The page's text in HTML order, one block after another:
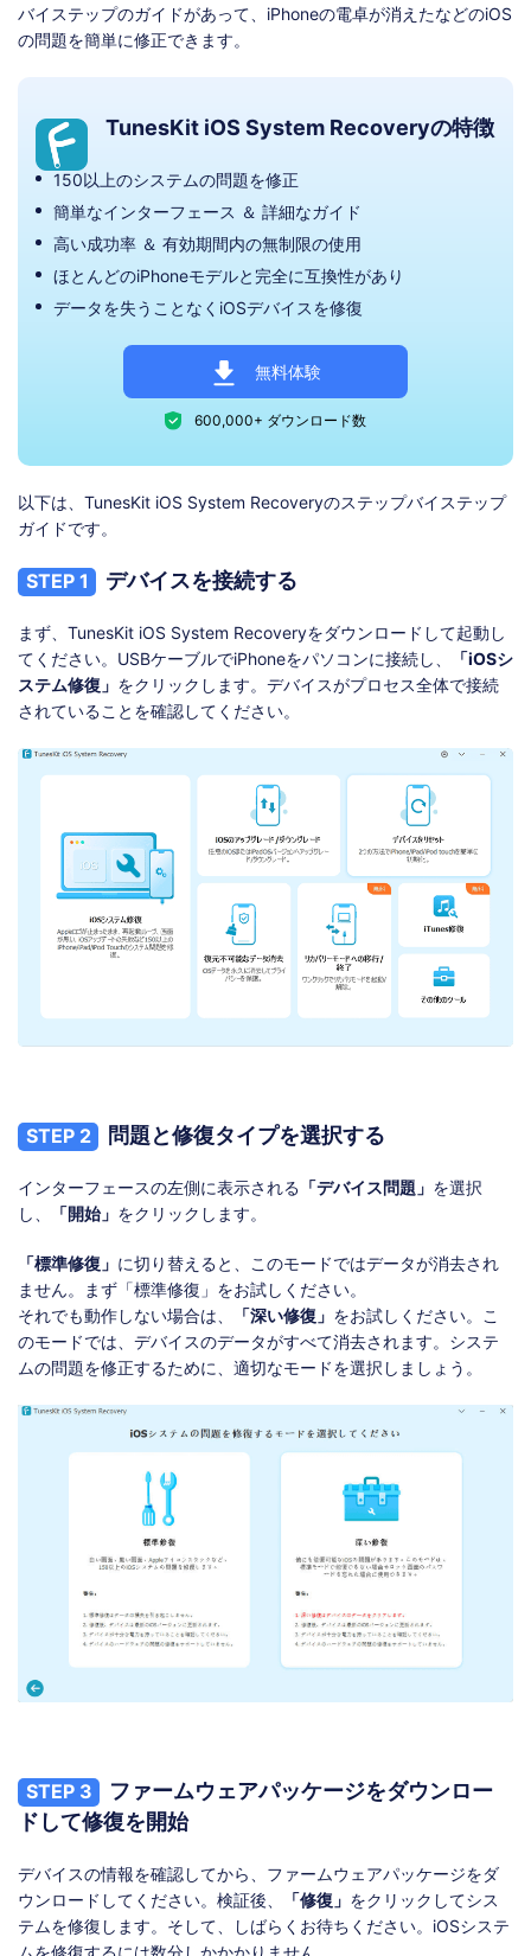
バイステップのガイドがあって、iPhoneの電卓が消えたなどのiOS
の問題を簡単に修正できます。
TunesKit iOS System Recoveryの特徴
150以上のシステムの問題を修正
簡単なインターフェース ＆ 詳細なガイド
高い成功率 ＆ 有効期間内の無制限の使用
ほとんどのiPhoneモデルと完全に互換性があり
データを失うことなくiOSデバイスを修復
無料体験
600,000+ ダウンロード数
以下は、TunesKit iOS System Recoveryのステップバイステップ
ガイドです。
STEP 1 デバイスを接続する
まず、TunesKit iOS System Recoveryをダウンロードして起動し
てください。USBケーブルでiPhoneをパソコンに接続し、
「iOSシ
ステム修復」 をクリックします。デバイスがプロセス全体で接続
されていることを確認してください。
STEP 2 問題と修復タイプを選択する
インターフェースの左側に表示される 「デバイス問題」 を選択
し、
「開始」 をクリックします。
「標準修復」 に切り替えると、このモードではデータが消去され
ません。まず「標準修復」をお試しください。
それでも動作しない場合は、
「深い修復」 をお試しください。こ
のモードでは、デバイスのデータがすべて消去されます。システ
ムの問題を修正するために、適切なモードを選択しましょう。
STEP 3
ファームウェアパッケージをダウンロー
ドして修復を開始
デバイスの情報を確認してから、ファームウェアパッケージをダ
ウンロードしてください。検証後、
「修復」 をクリックしてシス
テムを修復します。そして、しばらくお待ちください。iOSシステ
ムを修復するには数分しかかかりません。